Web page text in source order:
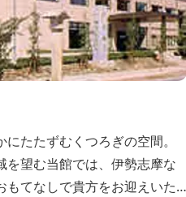
たたずむくつろぎの空間。
を望む当館では、伊勢志摩な
もてなしで貴方をお迎えいた